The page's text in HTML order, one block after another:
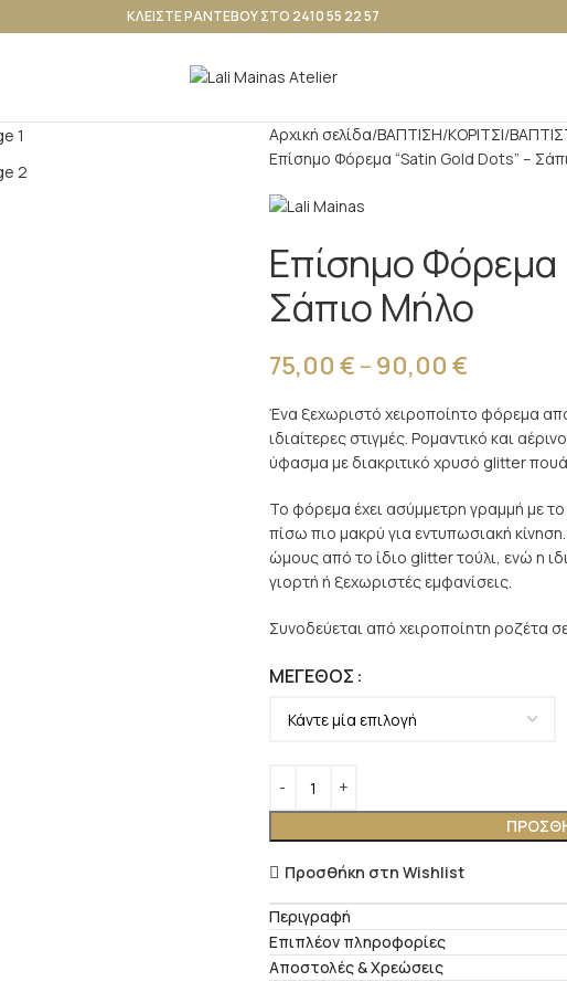
ΚΛΕΙΣΤΕ ΡΑΝΤΕΒΟΥ ΣΤΟ 2410 55 22 57
Αρχική σελίδα ΒΑΠΤΙΣΗ ΚΟΡΙΤΣΙ
Επίσημο Φόρεμα “Satin Gold Dots” –
Επίσημο Φόρεμα
Σάπιο Μήλο
75,00 €– 90,00 €
Ένα ξεχωριστό χειροποίητο φόρεμα
ιδιαίτερες στιγμές. Ρομαντικό και
ύφασμα με διακριτικό χρυσό glitter
Το φόρεμα έχει ασύμμετρη γραμμή με
πίσω πιο μακρύ για εντυπωσιακή
ώμους από το ίδιο glitter τούλι, ενώ η
γιορτή ή ξεχωριστές εμφανίσεις.
Συνοδεύεται από χειροποίητη ροζέτα
ΜΈΓΕΘΟΣ
Προσθήκη στη Wishlist
Περιγραφή
Επιπλέον πληροφορίες
Αποστολές & Χρεώσεις